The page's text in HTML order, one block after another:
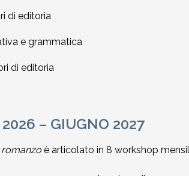
di editoria
e grammatica
di editoria
– GIUGNO 2027
romanzo è articolato in 8 workshop